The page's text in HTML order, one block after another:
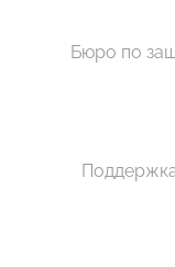
Бюро по